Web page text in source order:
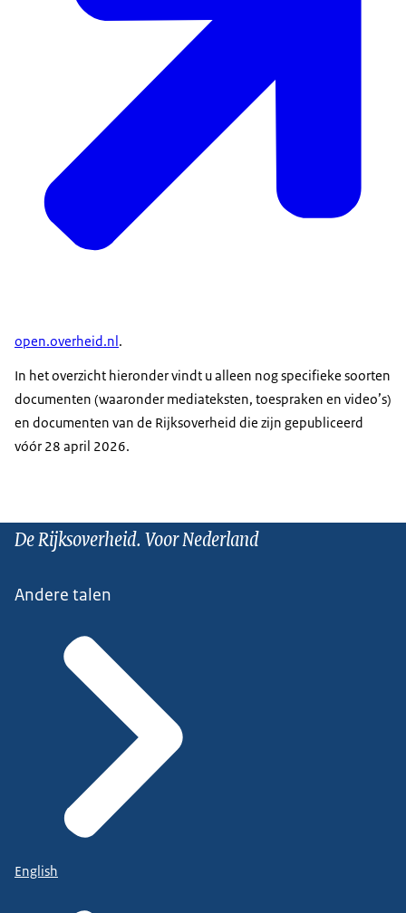
open.overheid.nl.
In het overzicht hieronder vindt u alleen nog specifieke soorten
documenten (waaronder mediateksten, toespraken en video’s)
en documenten van de Rijksoverheid die zijn gepubliceerd
vóór 28 april 2026.
De Rijksoverheid. Voor Nederland
Andere talen
English